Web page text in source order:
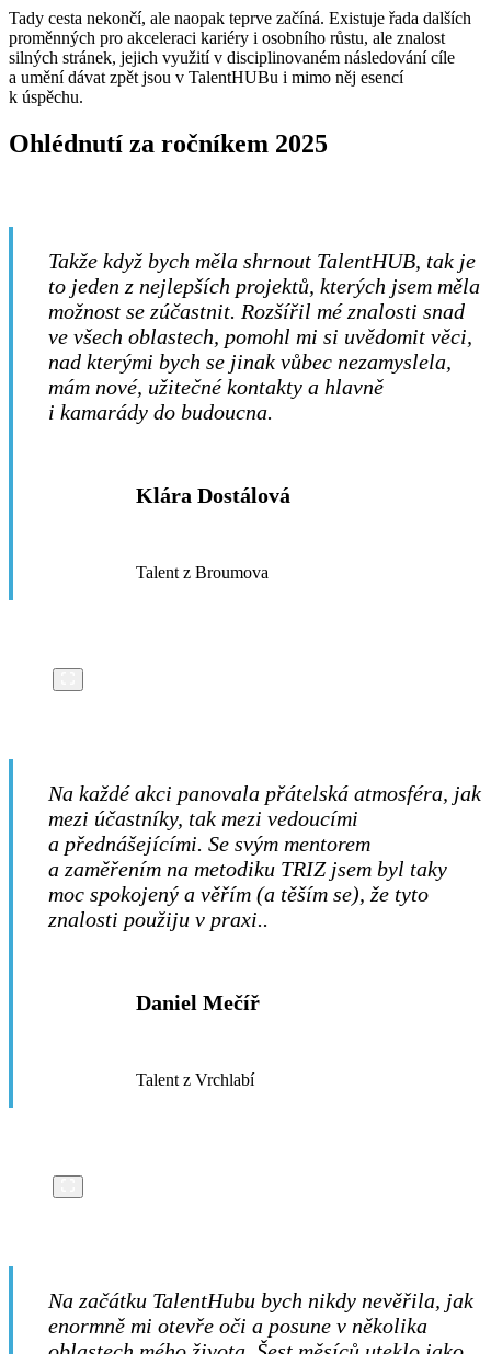
Tady cesta nekončí, ale naopak teprve začíná. Existuje řada dalších
proměnných pro akceleraci kariéry i osobního růstu, ale znalost
silných stránek, jejich využití v disciplinovaném následování cíle
a umění dávat zpět jsou v TalentHUBu i mimo něj esencí
k úspěchu.
Ohlédnutí za ročníkem 2025
Takže když bych měla shrnout TalentHUB, tak je
to jeden z nejlepších projektů, kterých jsem měla
možnost se zúčastnit. Rozšířil mé znalosti snad
ve všech oblastech, pomohl mi si uvědomit věci,
nad kterými bych se jinak vůbec nezamyslela,
mám nové, užitečné kontakty a hlavně
i kamarády do budoucna.
Klára Dostálová
Talent z Broumova
Na každé akci panovala přátelská atmosféra, jak
mezi účastníky, tak mezi vedoucími
a přednášejícími. Se svým mentorem
a zaměřením na metodiku TRIZ jsem byl taky
moc spokojený a věřím (a těším se), že tyto
znalosti použiju v praxi..
Daniel Mečíř
Talent z Vrchlabí
Na začátku TalentHubu bych nikdy nevěřila, jak
enormně mi otevře oči a posune v několika